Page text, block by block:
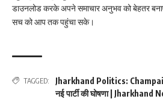
डाउनलोड करके अपने समाचार अनुभव को बेहतर
सच को आप तक पहुंचा सके।
TAGGED:
Jharkhand Politics:
नई पार्टी की घोषणा | Jharkhand